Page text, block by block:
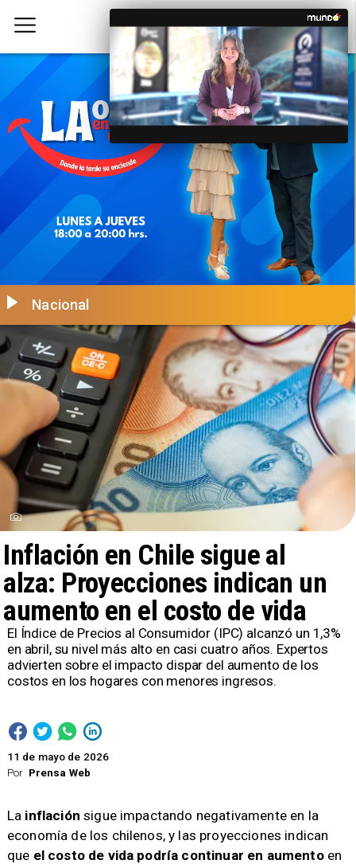
Por Prensa Web
Inflación en Chile sigue al
alza: Proyecciones indican un
aumento en el costo de vida
Nacional
11 de mayo de 2026
El Índice de Precios al Consumidor (IPC) alcanzó un 1,3%
en abril, su nivel más alto en casi cuatro años. Expertos
advierten sobre el impacto dispar del aumento de los
costos en los hogares con menores ingresos.
La inflación sigue impactando negativamente en la
economía de los chilenos, y las proyecciones indican
que el costo de vida podría continuar en aumentoen